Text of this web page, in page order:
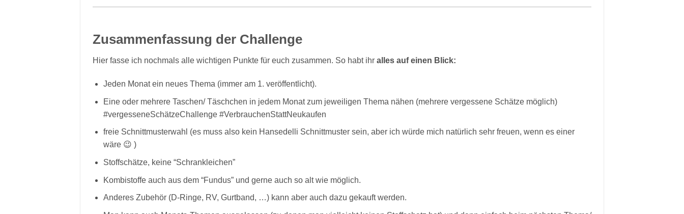
Zusammenfassung der Challenge
Hier fasse ich nochmals alle wichtigen Punkte für euch zusammen. So habt ihr alles auf einen Blick:
Jeden Monat ein neues Thema (immer am 1. veröffentlicht).
Eine oder mehrere Taschen/ Täschchen in jedem Monat zum jeweiligen Thema nähen (mehrere vergessene Schätze möglich)
#vergesseneSchätzeChallenge #VerbrauchenStattNeukaufen
freie Schnittmusterwahl (es muss also kein Hansedelli Schnittmuster sein, aber ich würde mich natürlich sehr freuen, wenn es einer
wäre 😉 )
Stoffschätze, keine “Schrankleichen”
Kombistoffe auch aus dem “Fundus” und gerne auch so alt wie möglich.
Anderes Zubehör (D-Ringe, RV, Gurtband, …) kann aber auch dazu gekauft werden.